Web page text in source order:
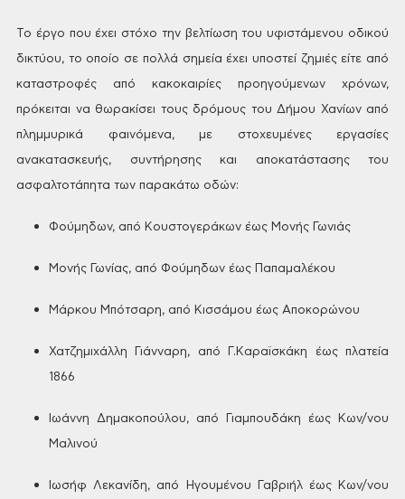
Το έργο που έχει στόχο την βελτίωση του υφιστάμενου οδικού
δικτύου, το οποίο σε πολλά σημεία έχει υποστεί ζημιέςείτε από
καταστροφές από κακοκαιρίες προηγούμενων χρόνων,
πρόκειται να θωρακίσει τους δρόμους του Δήμου Χανίωναπό
πλημμυρικά φαινόμενα, με στοχευμένεςεργασίες
ανακατασκευής, συντήρησης και αποκατάστασης του
ασφαλτοτάπητα των παρακάτω οδών:
Φούμηδων, από Κουστογεράκων έως Μονής Γωνιάς
Μονής Γωνίας, από Φούμηδων έως Παπαμαλέκου
Μάρκου Μπότσαρη, από Κισσάμου έως Αποκορώνου
Χατζημιχάλλη Γιάνναρη, από Γ.Καραϊσκάκη έως πλατεία
1866
Ιωάννη Δημακοπούλου, από Γιαμπουδάκη έως Κων/νου
Μαλινού
Ιωσήφ Λεκανίδη, από Ηγουμένου Γαβριήλ έωςΚων/νου